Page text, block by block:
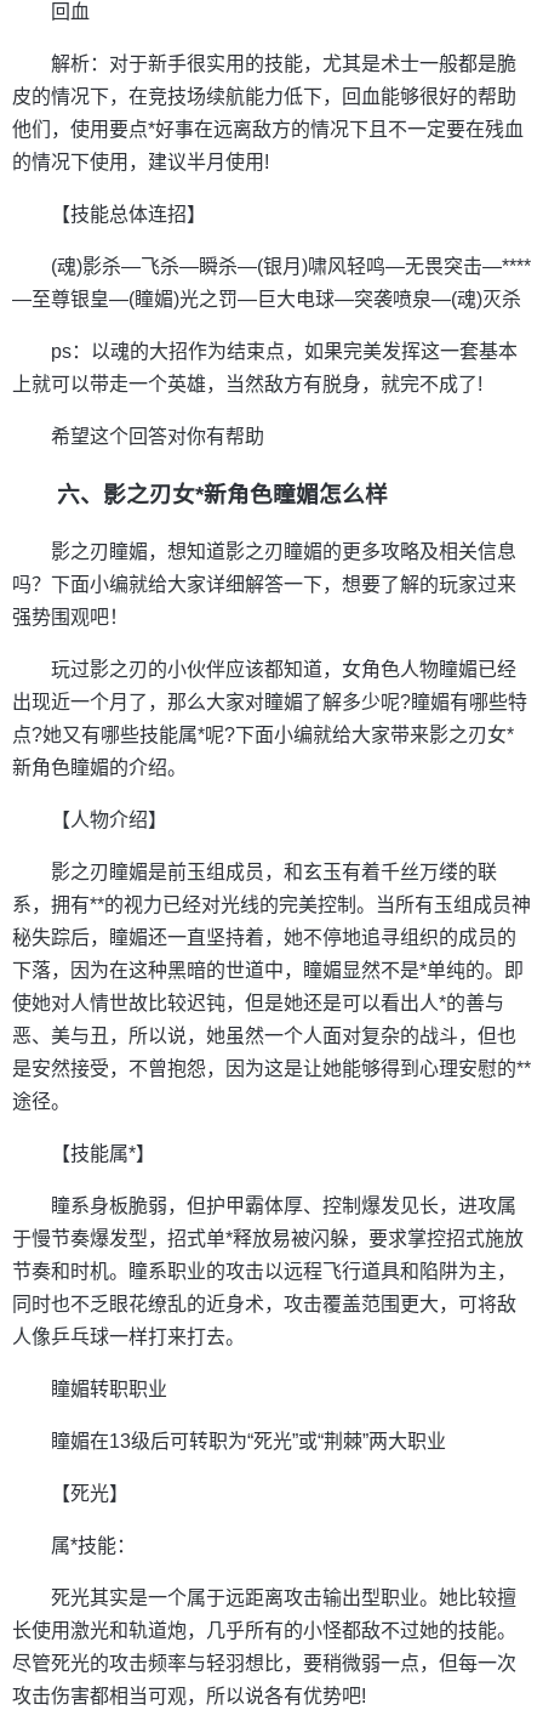
回血
解析：对于新手很实用的技能，尤其是术士一般都是脆
皮的情况下，在竞技场续航能力低下，回血能够很好的帮助
他们，使用要点*好事在远离敌方的情况下且不一定要在残血
的情况下使用，建议半月使用!
【技能总体连招】
(魂)影杀—飞杀—瞬杀—(银月)啸风轻鸣—无畏突击—****
—至尊银皇—(瞳媚)光之罚—巨大电球—突袭喷泉—(魂)灭杀
ps：以魂的大招作为结束点，如果完美发挥这一套基本
上就可以带走一个英雄，当然敌方有脱身，就完不成了!
希望这个回答对你有帮助
六、影之刃女*新角色瞳媚怎么样
影之刃瞳媚，想知道影之刃瞳媚的更多攻略及相关信息
吗？下面小编就给大家详细解答一下，想要了解的玩家过来
强势围观吧！
玩过影之刃的小伙伴应该都知道，女角色人物瞳媚已经
出现近一个月了，那么大家对瞳媚了解多少呢?瞳媚有哪些特
点?她又有哪些技能属*呢?下面小编就给大家带来影之刃女*
新角色瞳媚的介绍。
【人物介绍】
影之刃瞳媚是前玉组成员，和玄玉有着千丝万缕的联
系，拥有**的视力已经对光线的完美控制。当所有玉组成员神
秘失踪后，瞳媚还一直坚持着，她不停地追寻组织的成员的
下落，因为在这种黑暗的世道中，瞳媚显然不是*单纯的。即
使她对人情世故比较迟钝，但是她还是可以看出人*的善与
恶、美与丑，所以说，她虽然一个人面对复杂的战斗，但也
是安然接受，不曾抱怨，因为这是让她能够得到心理安慰的**
途径。
【技能属*】
瞳系身板脆弱，但护甲霸体厚、控制爆发见长，进攻属
于慢节奏爆发型，招式单*释放易被闪躲，要求掌控招式施放
节奏和时机。瞳系职业的攻击以远程飞行道具和陷阱为主，
同时也不乏眼花缭乱的近身术，攻击覆盖范围更大，可将敌
人像乒乓球一样打来打去。
瞳媚转职职业
瞳媚在13级后可转职为“死光”或“荆棘”两大职业
【死光】
属*技能：
死光其实是一个属于远距离攻击输出型职业。她比较擅
长使用激光和轨道炮，几乎所有的小怪都敌不过她的技能。
尽管死光的攻击频率与轻羽想比，要稍微弱一点，但每一次
攻击伤害都相当可观，所以说各有优势吧!